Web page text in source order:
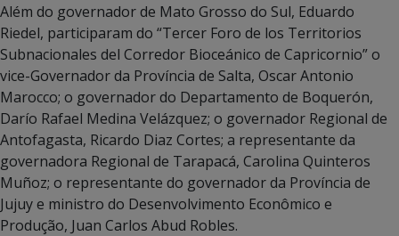
Além do governador de Mato Grosso do Sul, Eduardo
Riedel, participaram do “Tercer Foro de los Territorios
Subnacionales del Corredor Bioceánico de Capricornio” o
vice-Governador da Província de Salta, Oscar Antonio
Marocco; o governador do Departamento de Boquerón,
Darío Rafael Medina Velázquez; o governador Regional de
Antofagasta, Ricardo Diaz Cortes; a representante da
governadora Regional de Tarapacá, Carolina Quinteros
Muñoz; o representante do governador da Província de
Jujuy e ministro do Desenvolvimento Econômico e
Produção, Juan Carlos Abud Robles.